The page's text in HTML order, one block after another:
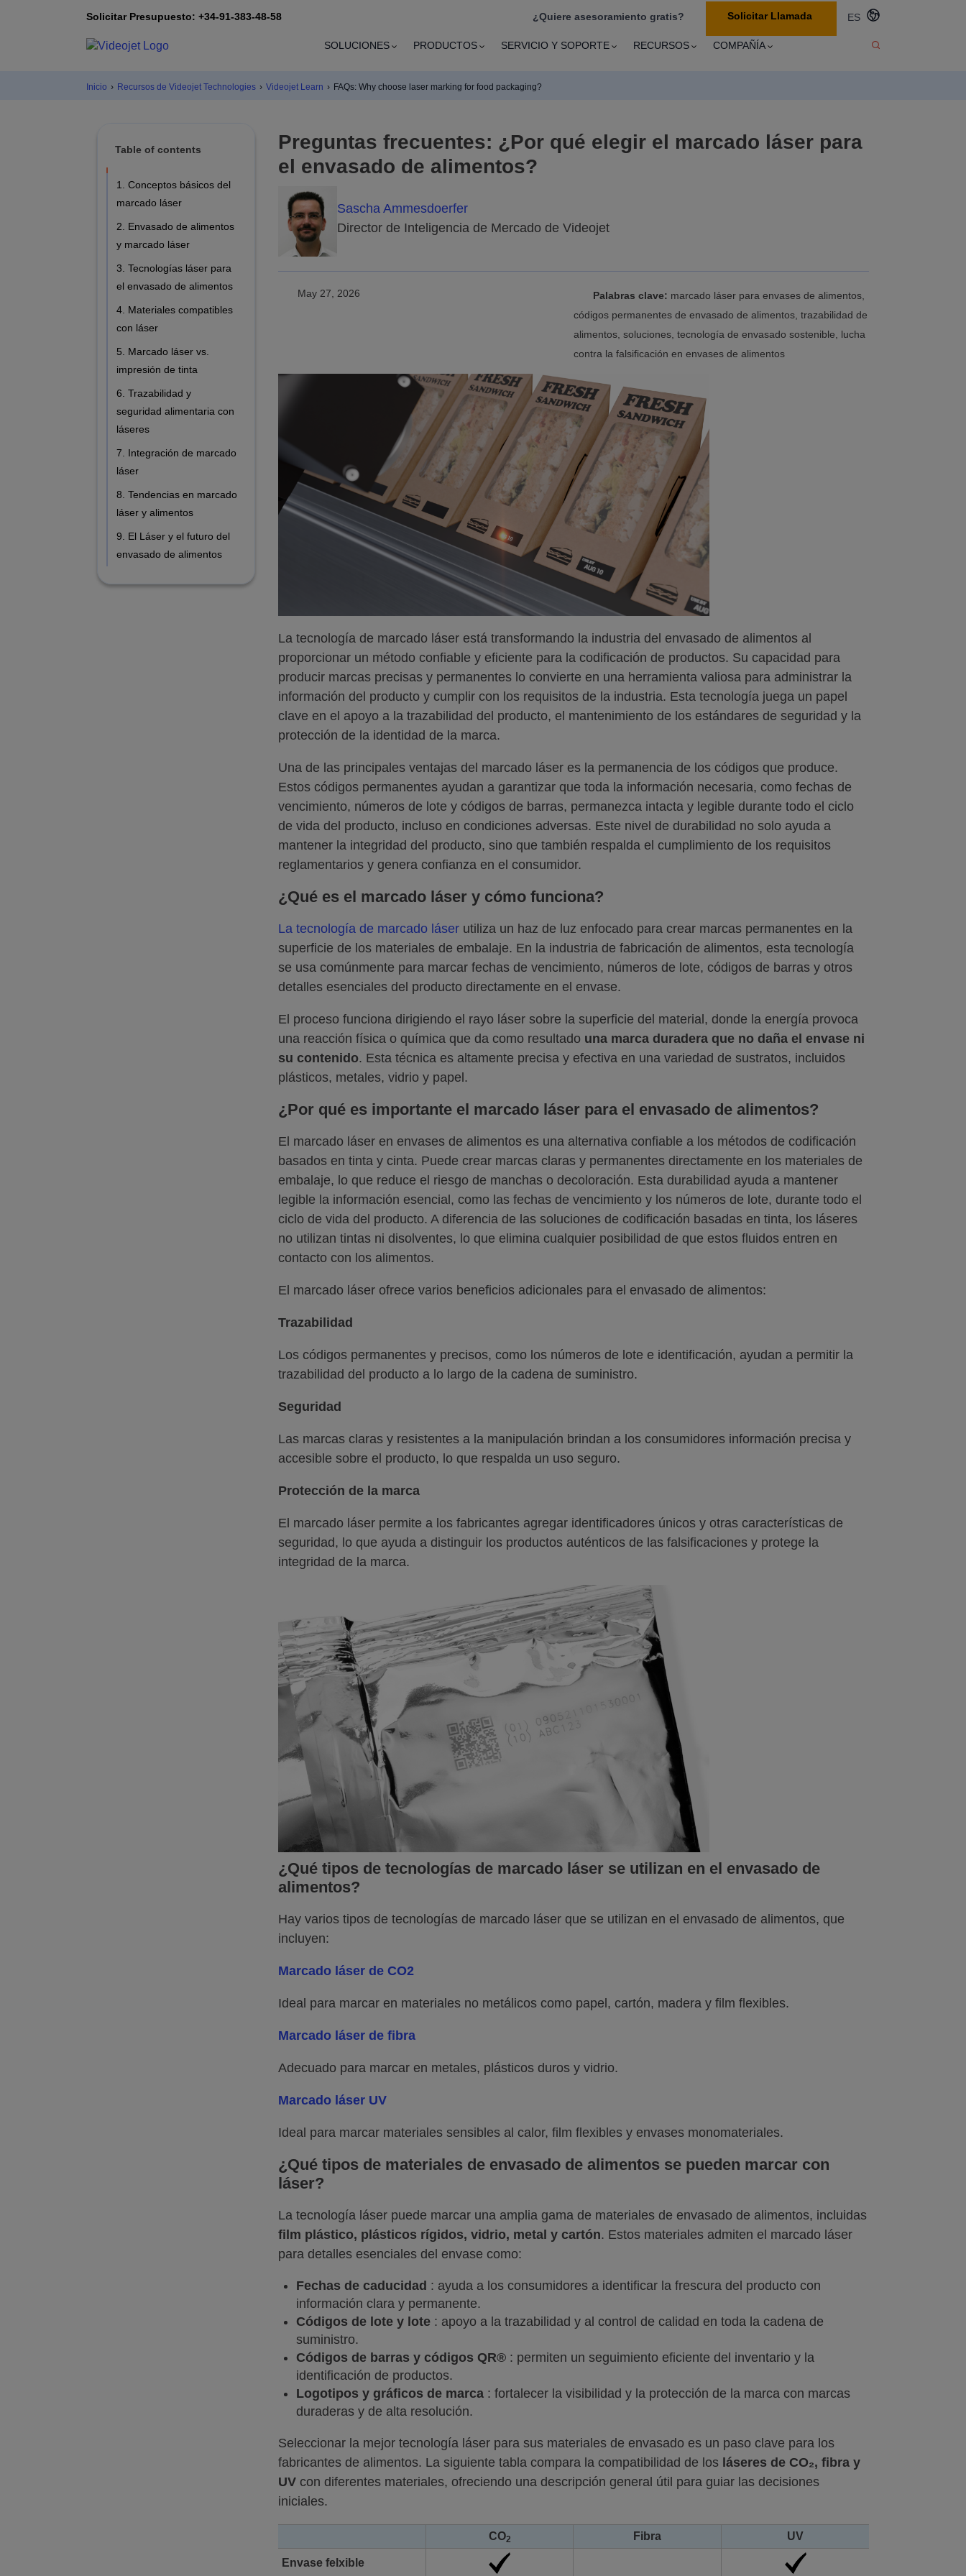
Solicitar Presupuesto: +34-91-383-48-58 ¿Quiere asesoramiento gratis? Solicitar Llamada ES
SOLUCIONES PRODUCTOS SERVICIO Y SOPORTE RECURSOS COMPAÑÍA
Inicio › Recursos de Videojet Technologies › Videojet Learn › FAQs: Why choose laser marking for food packaging?
Table of contents
1. Conceptos básicos del
marcado láser
2. Envasado de alimentos
y marcado láser
3. Tecnologías láser para
el envasado de alimentos
4. Materiales compatibles
con láser
5. Marcado láser vs.
impresión de tinta
6. Trazabilidad y
seguridad alimentaria con
láseres
7. Integración de marcado
láser
8. Tendencias en marcado
láser y alimentos
9. El Láser y el futuro del
envasado de alimentos
Preguntas frecuentes: ¿Por qué elegir el marcado láser para
el envasado de alimentos?
Sascha Ammesdoerfer
Director de Inteligencia de Mercado de Videojet
May 27, 2026 Palabras clave: marcado láser para envases de alimentos,
códigos permanentes de envasado de alimentos, trazabilidad de
alimentos, soluciones, tecnología de envasado sostenible, lucha
contra la falsificación en envases de alimentos
La tecnología de marcado láser está transformando la industria del envasado de alimentos al
proporcionar un método confiable y eficiente para la codificación de productos. Su capacidad para
producir marcas precisas y permanentes lo convierte en una herramienta valiosa para administrar la
información del producto y cumplir con los requisitos de la industria. Esta tecnología juega un papel
clave en el apoyo a la trazabilidad del producto, el mantenimiento de los estándares de seguridad y la
protección de la identidad de la marca.
Una de las principales ventajas del marcado láser es la permanencia de los códigos que produce.
Estos códigos permanentes ayudan a garantizar que toda la información necesaria, como fechas de
vencimiento, números de lote y códigos de barras, permanezca intacta y legible durante todo el ciclo
de vida del producto, incluso en condiciones adversas. Este nivel de durabilidad no solo ayuda a
mantener la integridad del producto, sino que también respalda el cumplimiento de los requisitos
reglamentarios y genera confianza en el consumidor.
¿Qué es el marcado láser y cómo funciona?
La tecnología de marcado láser utiliza un haz de luz enfocado para crear marcas permanentes en la
superficie de los materiales de embalaje. En la industria de fabricación de alimentos, esta tecnología
se usa comúnmente para marcar fechas de vencimiento, números de lote, códigos de barras y otros
detalles esenciales del producto directamente en el envase.
El proceso funciona dirigiendo el rayo láser sobre la superficie del material, donde la energía provoca
una reacción física o química que da como resultado una marca duradera que no daña el envase ni
su contenido. Esta técnica es altamente precisa y efectiva en una variedad de sustratos, incluidos
plásticos, metales, vidrio y papel.
¿Por qué es importante el marcado láser para el envasado de alimentos?
El marcado láser en envases de alimentos es una alternativa confiable a los métodos de codificación
basados en tinta y cinta. Puede crear marcas claras y permanentes directamente en los materiales de
embalaje, lo que reduce el riesgo de manchas o decoloración. Esta durabilidad ayuda a mantener
legible la información esencial, como las fechas de vencimiento y los números de lote, durante todo el
ciclo de vida del producto. A diferencia de las soluciones de codificación basadas en tinta, los láseres
no utilizan tintas ni disolventes, lo que elimina cualquier posibilidad de que estos fluidos entren en
contacto con los alimentos.
El marcado láser ofrece varios beneficios adicionales para el envasado de alimentos:
Trazabilidad
Los códigos permanentes y precisos, como los números de lote e identificación, ayudan a permitir la
trazabilidad del producto a lo largo de la cadena de suministro.
Seguridad
Las marcas claras y resistentes a la manipulación brindan a los consumidores información precisa y
accesible sobre el producto, lo que respalda un uso seguro.
Protección de la marca
El marcado láser permite a los fabricantes agregar identificadores únicos y otras características de
seguridad, lo que ayuda a distinguir los productos auténticos de las falsificaciones y protege la
integridad de la marca.
¿Qué tipos de tecnologías de marcado láser se utilizan en el envasado de
alimentos?
Hay varios tipos de tecnologías de marcado láser que se utilizan en el envasado de alimentos, que
incluyen:
Marcado láser de CO2
Ideal para marcar en materiales no metálicos como papel, cartón, madera y film flexibles.
Marcado láser de fibra
Adecuado para marcar en metales, plásticos duros y vidrio.
Marcado láser UV
Ideal para marcar materiales sensibles al calor, film flexibles y envases monomateriales.
¿Qué tipos de materiales de envasado de alimentos se pueden marcar con
láser?
La tecnología láser puede marcar una amplia gama de materiales de envasado de alimentos, incluidas
film plástico, plásticos rígidos, vidrio, metal y cartón. Estos materiales admiten el marcado láser
para detalles esenciales del envase como:
Fechas de caducidad : ayuda a los consumidores a identificar la frescura del producto con
información clara y permanente.
Códigos de lote y lote : apoyo a la trazabilidad y al control de calidad en toda la cadena de
suministro.
Códigos de barras y códigos QR® : permiten un seguimiento eficiente del inventario y la
identificación de productos.
Logotipos y gráficos de marca : fortalecer la visibilidad y la protección de la marca con marcas
duraderas y de alta resolución.
Seleccionar la mejor tecnología láser para sus materiales de envasado es un paso clave para los
fabricantes de alimentos. La siguiente tabla compara la compatibilidad de los láseres de CO₂, fibra y
UV con diferentes materiales, ofreciendo una descripción general útil para guiar las decisiones
iniciales.
CO2 Fibra UV
Envase felxible